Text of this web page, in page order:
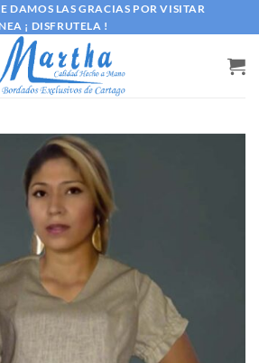
DAMOS LAS GRACIAS POR VISITAR
¡ DISFRUTELA !